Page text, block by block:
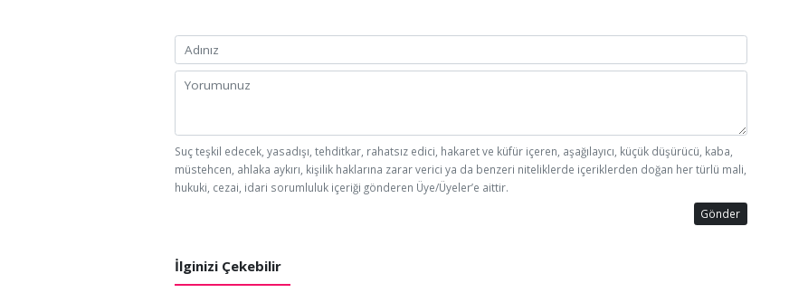
Suç teşkil edecek, yasadışı, tehditkar, rahatsız edici, hakaret ve küfür içeren, aşağılayıcı, küçük düşürücü, kaba,
müstehcen, ahlaka aykırı, kişilik haklarına zarar verici ya da benzeri niteliklerde içeriklerden doğan her türlü mali,
hukuki, cezai, idari sorumluluk içeriği gönderen Üye/Üyeler’e aittir.
Gönder
İlginizi Çekebilir